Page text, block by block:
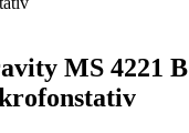
MS 4221 B